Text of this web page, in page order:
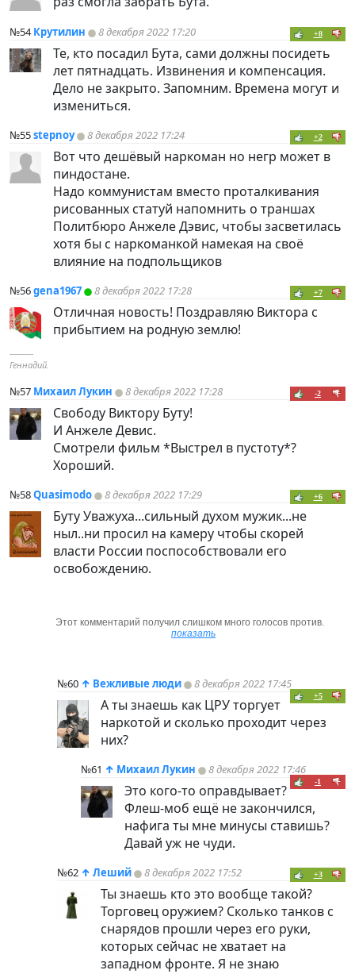
№54Крутилин 8 декабря 2022 17:20 +8
Те, кто посадил Бута, сами должны посидеть
лет пятнадцать. Извинения и компенсация.
Дело не закрыто. Запомним. Времена могут и
измениться.
№55stepnoy 8 декабря 2022 17:24 +2
Вот что дешёвый наркоман но негр может в
пиндocтане.
Надо коммунистам вместо проталкивания
рисованных статуй напомнить о траншах
Политбюро Анжеле Дэвис, чтобы засветилась
хотя бы с наркоманкой намекая на своё
влияние на подпольщиков
№56gena1967 8 декабря 2022 17:28 +7
Отличная новость! Поздравляю Виктора с
прибытием на родную землю!
----------
Геннадий.
№57 Михаил Лукин 8 декабря 2022 17:28 -2
Свободу Виктору Буту!
И Анжеле Девис.
Смотрели фильм *Выстрел в пустоту*?
Хороший.
№58Quasimodo 8 декабря 2022 17:29 +6
Буту Уважуха...сильный духом мужик...не
ныл..ни просил на камеру чтобы скорей
власти России поспособствовали его
освобождению.
Этот комментарий получил слишком много голосов против.
показать
№60 ↑ Вежливые люди 8 декабря 2022 17:45
+5
А ты знаешь как ЦРУ торгует
наркотой и сколько проходит через
них?
№61 ↑ Михаил Лукин 8 декабря 2022 17:46
-1
Это кого-то оправдывает?
Флеш-моб ещё не закончился,
нафига ты мне минусы ставишь?
Давай уж не чуди.
№62 ↑ Леший 8 декабря 2022 17:52 +3
Ты знаешь кто это вообще такой?
Торговец оружием? Сколько танков с
снарядов прошли через его руки,
которых сейчас не хватает на
западном фронте. Я не знаю